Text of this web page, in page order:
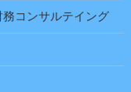
コンサルテイング